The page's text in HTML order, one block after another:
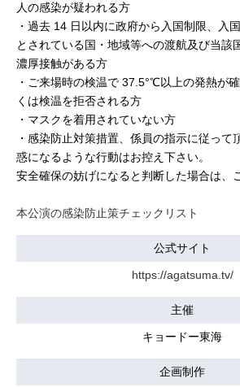
人の感染が疑われる方
・過去 14 日以内に政府から入国制限、入
とされている国・地域等への渡航及び当該
濃厚接触がある方
・ご来場時の検温で 37.5°℃以上の発熱が
くは検温を拒否される方
・マスクを着用されていない方
・感染防止対策措置、係員の指示に従って
惑になるような行動はお控え下さい。
安全確保の妨げになると判断した場合は、
本公演の感染防止策チェックリスト
公式サイト
https://agatsuma.tv/
主催
キョードー東海
企画制作